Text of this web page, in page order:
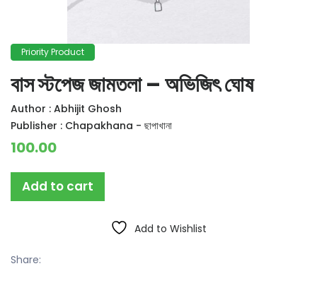
Priority Product
বাস স্টপেজ জামতলা – অভিজিৎ ঘোষ
Author : Abhijit Ghosh
Publisher : Chapakhana - ছাপাখানা
100.00
Add to cart
Add to Wishlist
Share: